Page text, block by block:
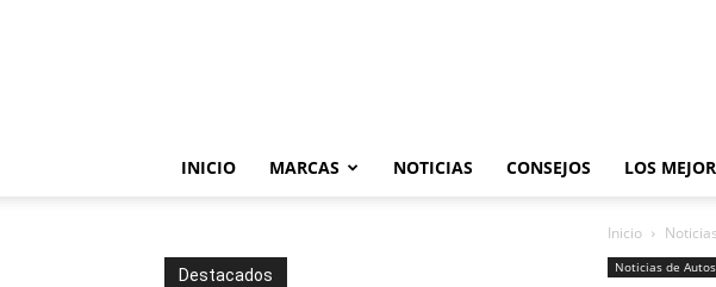
INICIO MARCAS NOTICIAS CONSEJOS LOS
Inicio
Noticias de Autos
Destacados